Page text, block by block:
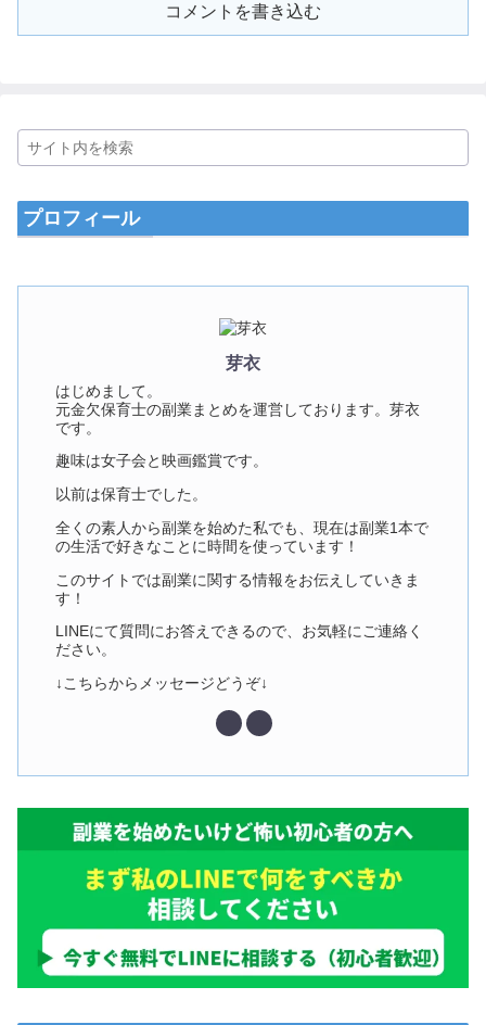
コメントを書き込む
プロフィール
芽衣
はじめまして。
元金欠保育士の副業まとめを運営しております。芽衣
です。
趣味は女子会と映画鑑賞です。
以前は保育士でした。
全くの素人から副業を始めた私でも、現在は副業1本で
の生活で好きなことに時間を使っています！
このサイトでは副業に関する情報をお伝えしていきま
す！
LINEにて質問にお答えできるので、お気軽にご連絡く
ださい。
↓こちらからメッセージどうぞ↓